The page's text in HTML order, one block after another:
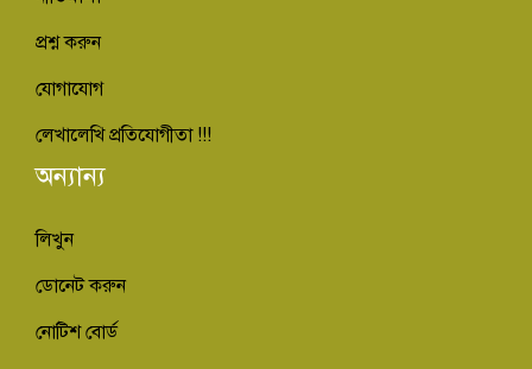
প্রশ্ন করুন
যোগাযোগ
লেখালেখি প্রতিযোগীতা !!!
অন্যান্য
লিখুন
ডোনেট করুন
নোটিশ বোর্ড